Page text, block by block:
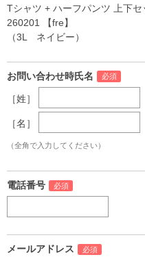
Tシャツ + ハーフパンツ 上下
260201 【fre】
（3L ネイビー）
お問い合わせ時氏名
［姓］
［名］
（全角で入力してください）
電話番号
メールアドレス